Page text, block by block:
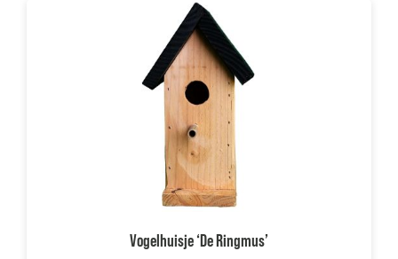
Vogelhuisje ‘De Ringmus’